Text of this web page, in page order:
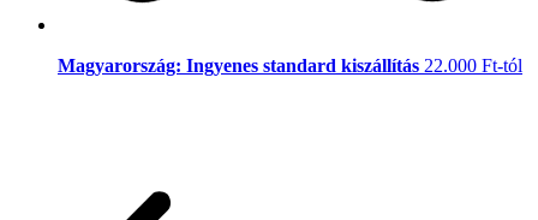
Magyarország: Ingyenes standard kiszállítás 22.000 Ft-tól